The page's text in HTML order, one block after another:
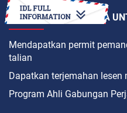
BAGAIMANAKAH CARA
Mendapatkan permit
talian
Dapatkan terjemahan lesen
Program Ahli Gabungan